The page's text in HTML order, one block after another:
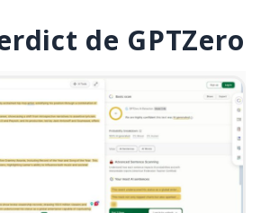
de GPTZero